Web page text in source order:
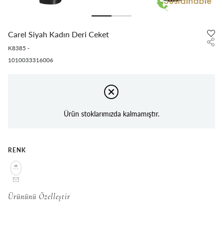
Carel Siyah Kadın Deri Ceket
K8385 -
1010033316006
Ürün stoklarımızda kalmamıştır.
RENK
Ürününü Özelleştir